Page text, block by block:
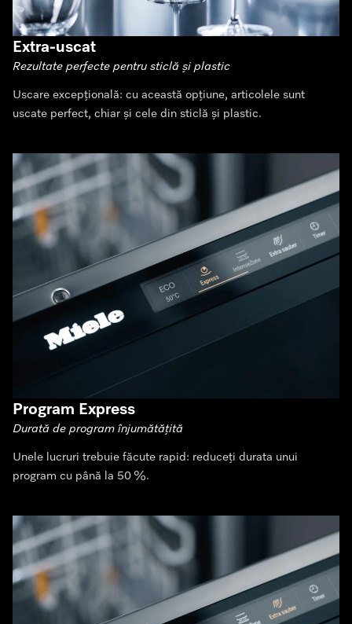
Extra-uscat
Rezultate perfecte pentru sticlă și plastic
Uscare excepțională: cu această opțiune, articolele sunt
uscate perfect, chiar și cele din sticlă și plastic.
Program Express
Durată de program înjumătățită
Unele lucruri trebuie făcute rapid: reduceți durata unui
program cu până la 50 %.